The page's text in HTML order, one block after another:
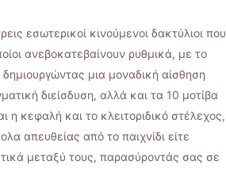
εσωτερικοί κινούμενοι δακτύλιοι που
ανεβοκατεβαίνουν ρυθμικά, με το
μια μοναδική αίσθηση
διείσδυση, αλλά και τα 10 μοτίβα
η κεφαλή και το κλειτοριδικό στέλεχος,
απευθείας από το παιχνίδι είτε
μεταξύ τους, παρασύροντάς σας σε